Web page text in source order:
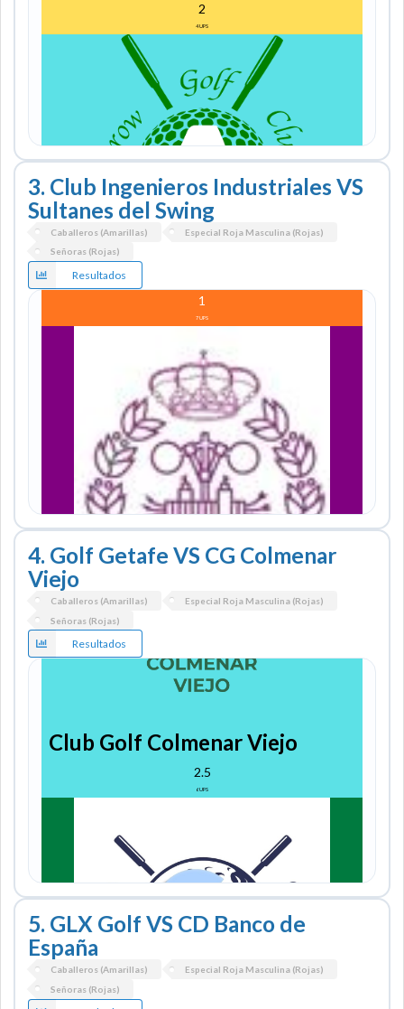
2
4UPS
UPS
3. Club Ingenieros Industriales VS
Sultanes del Swing
Caballeros (Amarillas)
Especial Roja Masculina (Rojas)
Señoras (Rojas)
Resultados
SULTANES DEL SWING
1
7UPS
INGENIEROS INDUSTRIALES
DE MADRID
4. Golf Getafe VS CG Colmenar
Viejo
Caballeros (Amarillas)
Especial Roja Masculina (Rojas)
Señoras (Rojas)
Resultados
Club Golf Colmenar Viejo
2.5
6UPS
5. GLX Golf VS CD Banco de
España
Caballeros (Amarillas)
Especial Roja Masculina (Rojas)
Señoras (Rojas)